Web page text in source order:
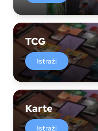
TCG
Istraži
Karte
Istraži